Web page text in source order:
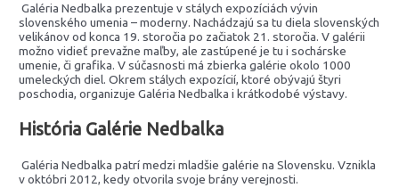
Galéria Nedbalka prezentuje v stálych expozíciách vývin
slovenského umenia – moderny. Nachádzajú sa tu diela slovenských
velikánov od konca 19. storočia po začiatok 21. storočia. V galérii
možno vidieť prevažne maľby, ale zastúpené je tu i sochárske
umenie, či grafika. V súčasnosti má zbierka galérie okolo 1000
umeleckých diel. Okrem stálych expozícií, ktoré obývajú štyri
poschodia, organizuje Galéria Nedbalka i krátkodobé výstavy.
História Galérie Nedbalka
Galéria Nedbalka patrí medzi mladšie galérie na Slovensku. Vznikla
v októbri 2012, kedy otvorila svoje brány verejnosti.